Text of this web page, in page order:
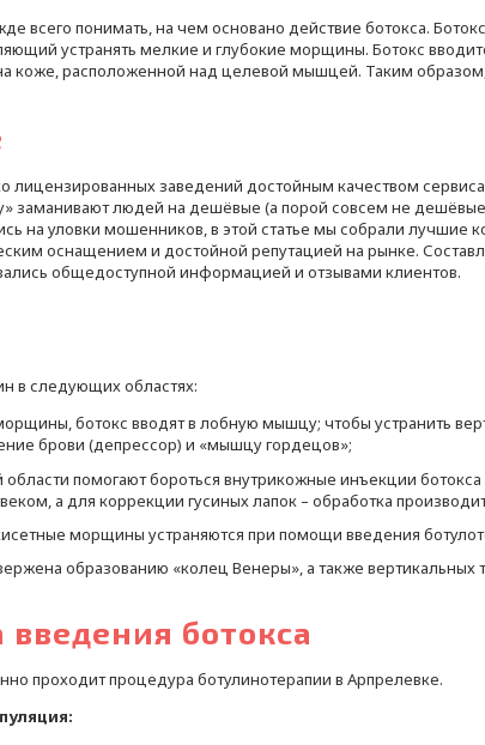
всего понимать, на чем основано действие ботокса.
устранять мелкие и глубокие морщины. Ботокс
коже, расположенной над целевой мышцей. Таким
лицензированных заведений достойным качеством
заманивают людей на дешёвые (а порой совсем не
на уловки мошенников, в этой статье мы собрали
оснащением и достойной репутацией на рынке.
общедоступной информацией и отзывами клиентов.
в следующих областях:
ботокс вводят в лобную мышцу; чтобы устранить
брови (депрессор) и «мышцу гордецов»;
помогают бороться внутрикожные инъекции
а для коррекции гусиных лапок – обработка
морщины устраняются при помощи введения
образованию «колец Венеры», а также вертикальных
ботокса
проходит процедура ботулинотерапии в Арпрелевке.